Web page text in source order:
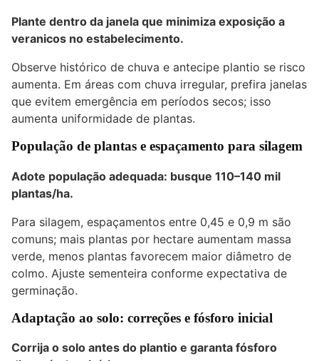
Plante dentro da janela que minimiza exposição a
veranicos no estabelecimento.
Observe histórico de chuva e antecipe plantio se risco
aumenta. Em áreas com chuva irregular, prefira janelas
que evitem emergência em períodos secos; isso
aumenta uniformidade de plantas.
População de plantas e espaçamento para silagem
Adote população adequada: busque 110–140 mil
plantas/ha.
Para silagem, espaçamentos entre 0,45 e 0,9 m são
comuns; mais plantas por hectare aumentam massa
verde, menos plantas favorecem maior diâmetro de
colmo. Ajuste sementeira conforme expectativa de
germinação.
Adaptação ao solo: correções e fósforo inicial
Corrija o solo antes do plantio e garanta fósforo